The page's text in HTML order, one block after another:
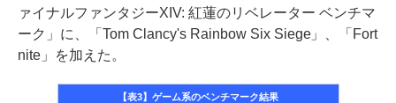
ァイナルファンタジーXIV: 紅蓮のリベレーター ベンチマ
ーク」に、「Tom Clancy's Rainbow Six Siege」、「Fort
nite」を加えた。
【表3】ゲーム系のベンチマーク結果